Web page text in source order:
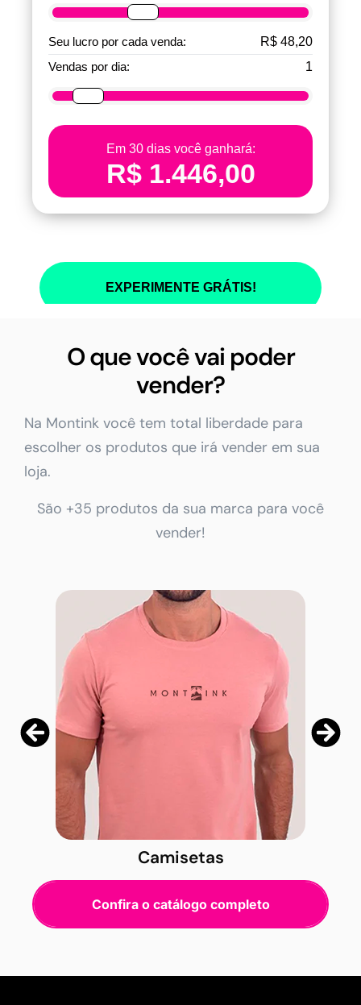
O que você vai poder
vender?
Na Montink você tem total liberdade para
escolher os produtos que irá vender em sua
loja.
São +35 produtos da sua marca para você
vender!
Camisetas
Confira o catálogo completo